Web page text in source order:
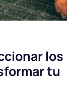
los
tu